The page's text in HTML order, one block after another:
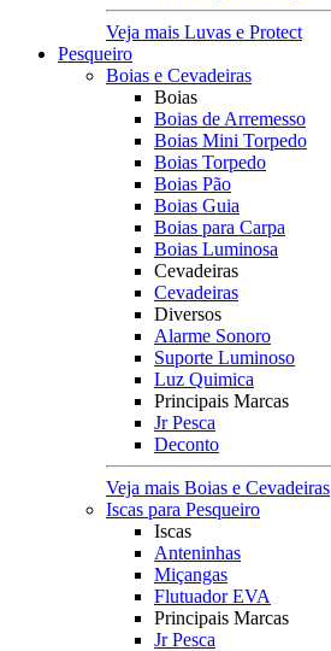
Veja mais Luvas e Protect
Pesqueiro
Boias e Cevadeiras
Boias
Boias de Arremesso
Boias Mini Torpedo
Boias Torpedo
Boias Pão
Boias Guia
Boias para Carpa
Boias Luminosa
Cevadeiras
Cevadeiras
Diversos
Alarme Sonoro
Suporte Luminoso
Luz Quimica
Principais Marcas
Jr Pesca
Deconto
Veja mais Boias e Cevadeiras
Iscas para Pesqueiro
Iscas
Anteninhas
Miçangas
Flutuador EVA
Principais Marcas
Jr Pesca